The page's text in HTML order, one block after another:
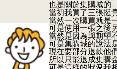
也是關於集購城的...
當初我買了三張挺
當然一次購買就是
可是使用一張之後
當然是因為與期望
可是集購城的說法
現在要部分退款他
所以只能退成集購